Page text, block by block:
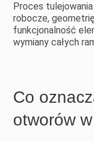
Proces
robocze,
funkcjonalność
wymiany całych
Co
otworów